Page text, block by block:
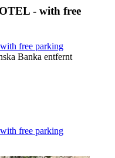
- with free
free parking
Banka entfernt
free parking